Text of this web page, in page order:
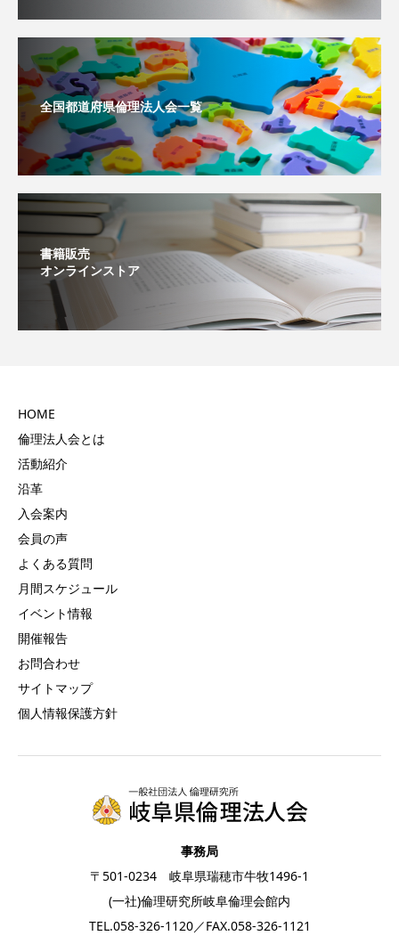
全国都道府県倫理法人会一覧
書籍販売
オンラインストア
HOME
倫理法人会とは
活動紹介
沿革
入会案内
会員の声
よくある質問
月間スケジュール
イベント情報
開催報告
お問合わせ
サイトマップ
個人情報保護方針
事務局
〒501-0234 岐阜県瑞穂市牛牧1496-1
(一社)倫理研究所岐阜倫理会館内
TEL.058-326-1120／FAX.058-326-1121